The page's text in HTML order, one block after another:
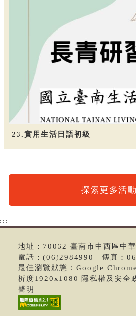
23.實用生活日語初級
探索更多活動
:::
地址：70062 臺南市中西區中
電話：(06)2984990 | 傳真：
最佳瀏覽狀態：Google
析度1920x1080 隱私權及安全
聲明